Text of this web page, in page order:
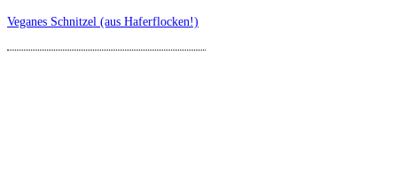
Veganes Schnitzel (aus Haferflocken!)